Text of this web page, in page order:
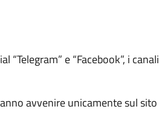
e “Facebook”, i canali
avvenire unicamente sul sito